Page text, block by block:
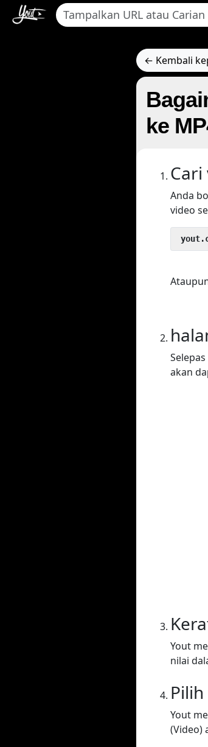
← Kembali
ke
Anda
video
akan
Yout
nilai
Yout
(Video)